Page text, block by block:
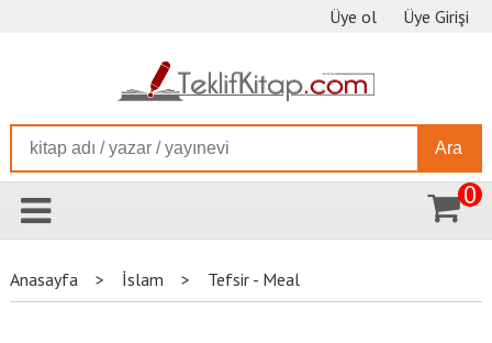
Üye ol Üye Girişi
Ara
0
Anasayfa > İslam > Tefsir - Meal